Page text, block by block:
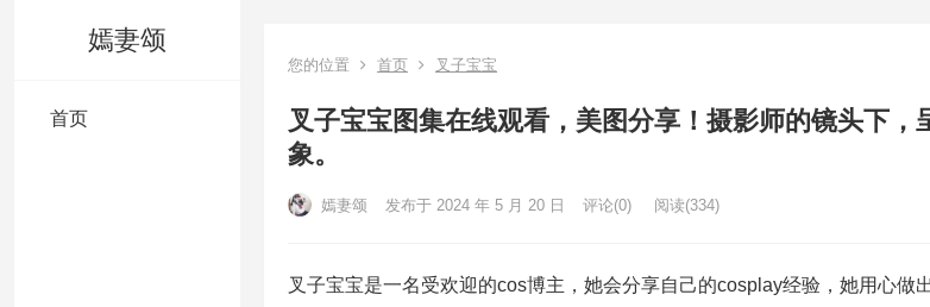
嫣妻颂
首页
您的位置 首页 叉子宝宝
叉子宝宝图集在线观看，美图分享！摄影师的镜头下，
象。
嫣妻颂 发布于 2024 年 5 月 20 日 评论(0) 阅读(334)
叉子宝宝是一名受欢迎的cos博主，她会分享自己的cosplay经验，她用心做